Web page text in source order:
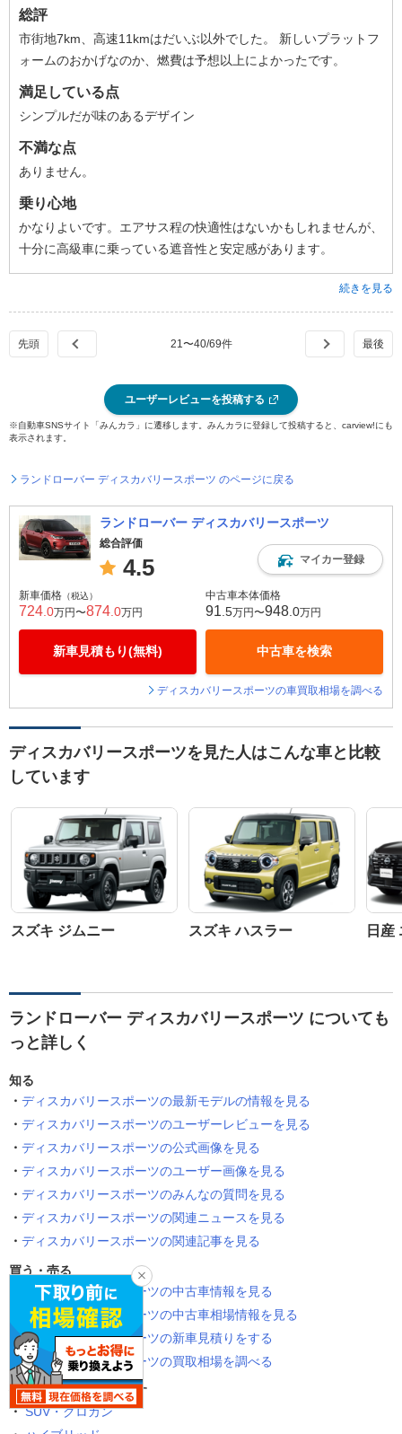
総評
市街地7km、高速11kmはだいぶ以外でした。 新しいプラットフ
ォームのおかげなのか、燃費は予想以上によかったです。
満足している点
シンプルだが味のあるデザイン
不満な点
ありません。
乗り心地
かなりよいです。エアサス程の快適性はないかもしれませんが、
十分に高級車に乗っている遮音性と安定感があります。
続きを見る
21 〜40/69件
ユーザーレビューを投稿する
※自動車SNSサイト「みんカラ」に遷移します。みんカラに登録して投稿すると、carview!にも
表示されます。
ランドローバー ディスカバリースポーツ のページに戻る
ランドローバー ディスカバリースポーツ
総合評価
4.5 マイカー登録
新車価格 （税込）
724 .0万円〜874 .0万円
新車見積もり(無料)
中古車本体価格
91 .5万円〜948 .0万円
中古車を検索
ディスカバリースポーツの車買取相場を調べる
ディスカバリースポーツを見た人はこんな車と比較
しています
スズキ ジムニー スズキ ハスラー 日産
ランドローバー ディスカバリースポーツ についても
っと詳しく
知る
ディスカバリースポーツの最新モデルの情報を見る
ディスカバリースポーツのユーザーレビューを見る
ディスカバリースポーツの公式画像を見る
ディスカバリースポーツのユーザー画像を見る
ディスカバリースポーツのみんなの質問を見る
ディスカバリースポーツの関連ニュースを見る
ディスカバリースポーツの関連記事を見る
買う・売る
ディスカバリースポーツの中古車情報を見る
ディスカバリースポーツの中古車相場情報を見る
ディスカバリースポーツの新車見積りをする
ディスカバリースポーツの買取相場を調べる
似たタイプの車種を探す
SUV・クロカン